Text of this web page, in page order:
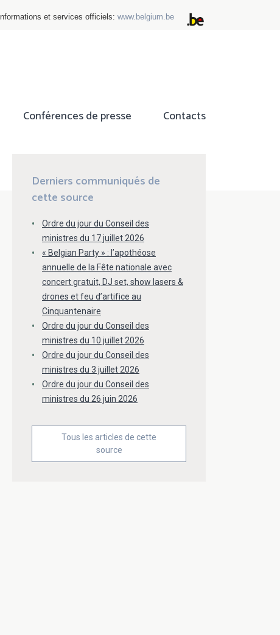
et services officiels: www.belgium.be
Conférences de presse Contacts
Derniers communiqués de
cette source
Ordre du jour du Conseil des
ministres du 17 juillet 2026
« Belgian Party » : l’apothéose
annuelle de la Fête nationale avec
concert gratuit, DJ set, show lasers &
drones et feu d’artifice au
Cinquantenaire
Ordre du jour du Conseil des
ministres du 10 juillet 2026
Ordre du jour du Conseil des
ministres du 3 juillet 2026
Ordre du jour du Conseil des
ministres du 26 juin 2026
Tous les articles de cette
source